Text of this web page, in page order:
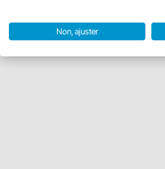
Non, ajuster